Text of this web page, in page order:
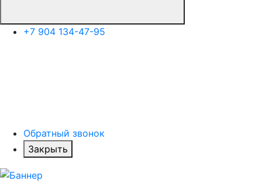
+7 904 134-47-95
Обратный звонок
Закрыть